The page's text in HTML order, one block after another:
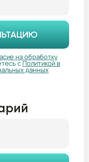
на обработку
сПолитикой в
данных